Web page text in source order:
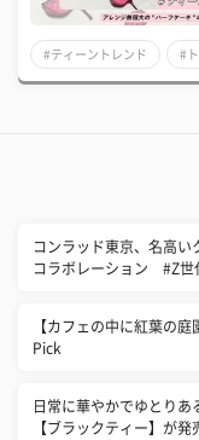
#ティーントレンド #
コンラッド東京、名高
コラボレーション #Z世
【カフェの中に紅葉の
Pick
日常に華やかでゆとり
【ブラックティー】が発